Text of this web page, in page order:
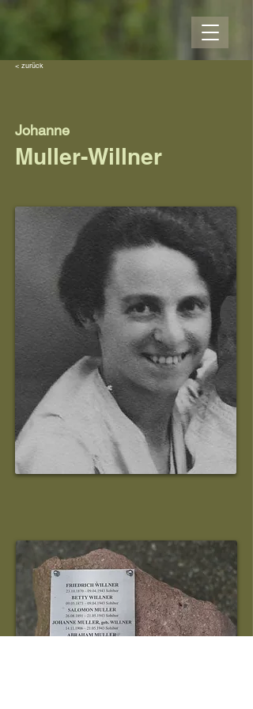
< zurück
Johanne
Muller-Willner